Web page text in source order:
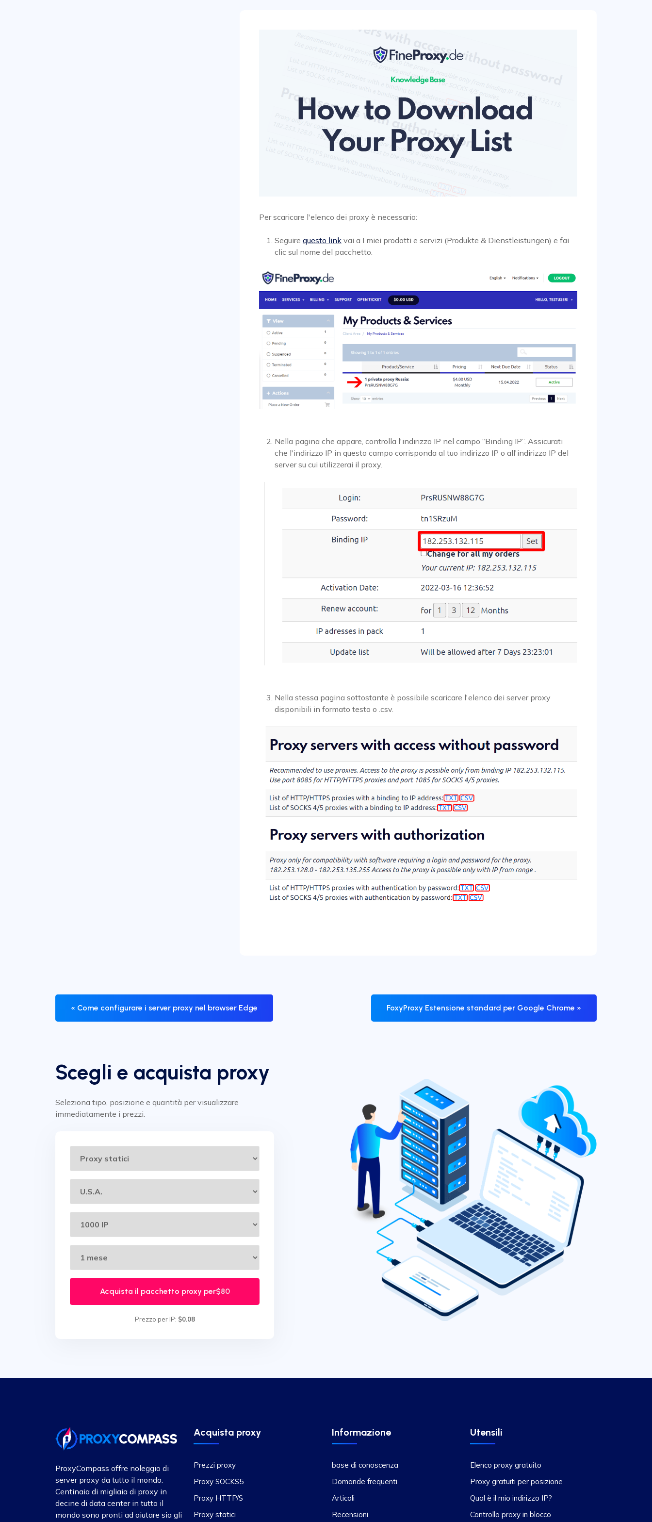
Per scaricare l'elenco dei proxy è necessario:
Seguire questo link vai a I miei prodotti e servizi (Produkte & Dienstleistungen) e fai
clic sul nome del pacchetto.
Nella pagina che appare, controlla l'indirizzo IP nel campo “Binding IP”. Assicurati
che l'indirizzo IP in questo campo corrisponda al tuo indirizzo IP o all'indirizzo IP del
server su cui utilizzerai il proxy.
Nella stessa pagina sottostante è possibile scaricare l'elenco dei server proxy
disponibili in formato testo o .csv.
« Come configurare i server proxy nel browser Edge FoxyProxy Estensione standard per Google Chrome »
Scegli e acquista proxy
Seleziona tipo, posizione e quantità per visualizzare
immediatamente i prezzi.
Acquista il pacchetto proxy per$80
Prezzo per IP: $0.08
ProxyCompass offre noleggio di
server proxy da tutto il mondo.
Centinaia di migliaia di proxy in
decine di data center in tutto il
mondo sono pronti ad aiutare sia gli
Acquista proxy
Prezzi proxy
Proxy SOCKS5
Proxy HTTP/S
Proxy statici
Informazione
base di conoscenza
Domande frequenti
Articoli
Recensioni
Utensili
Elenco proxy gratuito
Proxy gratuiti per posizione
Qual è il mio indirizzo IP?
Controllo proxy in blocco